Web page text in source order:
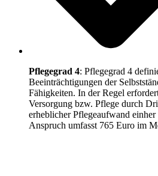
Pflegegrad 4: Pflegegrad 4
Beeinträchtigungen der
Fähigkeiten. In der Regel
Versorgung bzw. Pflege durch
erheblicher Pflegeaufwand
Anspruch umfasst 765 Euro im